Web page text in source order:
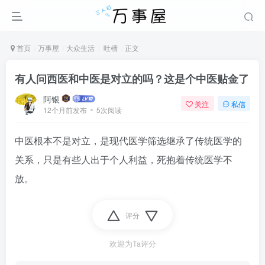
首页 万事屋 大众生活 吐槽 正文
有人问西医和中医是对立的吗？这是个中医贴金了
阿银
12个月前发布 5次阅读
关注 私信
中医根本不是对立，是现代医学筛选继承了传统医学的
关系，只是有些人出于个人利益，死抱着传统医学不
放。
评分
欢迎为Ta评分